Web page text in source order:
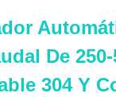
De
304 Y